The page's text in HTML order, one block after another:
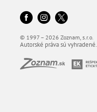
© 1997 – 2026 Zoznam, s.r.o.
Autorské práva sú vyhradené.